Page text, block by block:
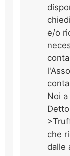
e/o
Noi
che
dalle